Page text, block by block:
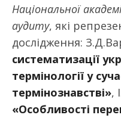
Національної
аудиту, які
дослідження:
систематизації
термінології у
термінознавстві»,
«Особливості